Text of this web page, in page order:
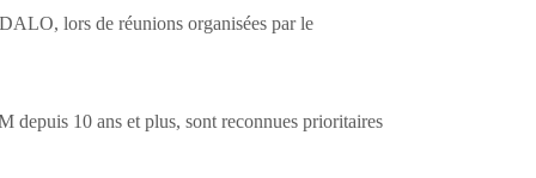
lors de réunions organisées par le
depuis 10 ans et plus, sont reconnues prioritaires